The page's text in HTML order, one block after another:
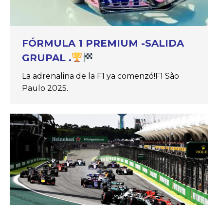
FÓRMULA 1 PREMIUM -SALIDA
GRUPAL .
La adrenalina de la F1 ya comenzó!F1 São
Paulo 2025.